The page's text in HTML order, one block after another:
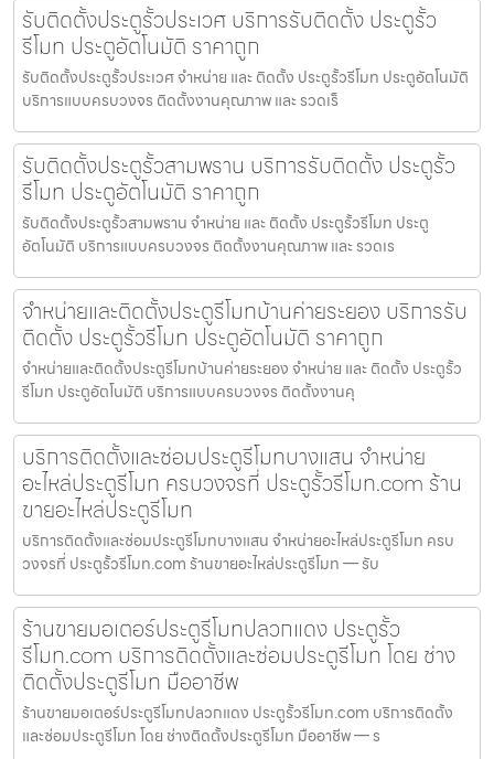
รับติดตั้งประตูรั้วประเวศ บริการรับติดตั้ง ประตูรั้ว
รีโมท ประตูอัตโนมัติ ราคาถูก
รับติดตั้งประตูรั้วประเวศ จำหน่าย และ ติดตั้ง ประตูรั้วรีโมท ประตูอัตโนมัติ
บริการแบบครบวงจร ติดตั้งงานคุณภาพ และ รวดเร็
รับติดตั้งประตูรั้วสามพราน บริการรับติดตั้ง ประตูรั้ว
รีโมท ประตูอัตโนมัติ ราคาถูก
รับติดตั้งประตูรั้วสามพราน จำหน่าย และ ติดตั้ง ประตูรั้วรีโมท ประตู
อัตโนมัติ บริการแบบครบวงจร ติดตั้งงานคุณภาพ และ รวดเร
จำหน่ายและติดตั้งประตูรีโมทบ้านค่ายระยอง บริการรับ
ติดตั้ง ประตูรั้วรีโมท ประตูอัตโนมัติ ราคาถูก
จำหน่ายและติดตั้งประตูรีโมทบ้านค่ายระยอง จำหน่าย และ ติดตั้ง ประตูรั้ว
รีโมท ประตูอัตโนมัติ บริการแบบครบวงจร ติดตั้งงานคุ
บริการติดตั้งและซ่อมประตูรีโมทบางแสน จำหน่าย
อะไหล่ประตูรีโมท ครบวงจรที่ ประตูรั้วรีโมท.com ร้าน
ขายอะไหล่ประตูรีโมท
บริการติดตั้งและซ่อมประตูรีโมทบางแสน จำหน่ายอะไหล่ประตูรีโมท ครบ
วงจรที่ ประตูรั้วรีโมท.com ร้านขายอะไหล่ประตูรีโมท — รับ
ร้านขายมอเตอร์ประตูรีโมทปลวกแดง ประตูรั้ว
รีโมท.com บริการติดตั้งและซ่อมประตูรีโมท โดย ช่าง
ติดตั้งประตูรีโมท มืออาชีพ
ร้านขายมอเตอร์ประตูรีโมทปลวกแดง ประตูรั้วรีโมท.com บริการติดตั้ง
และซ่อมประตูรีโมท โดย ช่างติดตั้งประตูรีโมท มืออาชีพ — ร